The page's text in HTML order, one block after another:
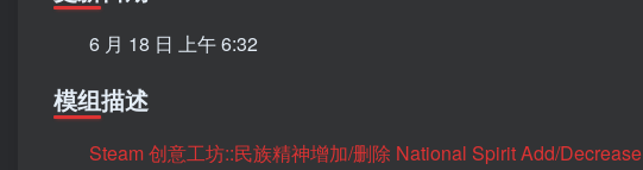
6 月 18 日 上午 6:32
模组描述
Steam 创意工坊::民族精神增加/删除 National Spirit Add/Decrease